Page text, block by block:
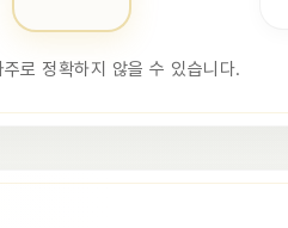
로 정확하지 않을 수 있습니다.